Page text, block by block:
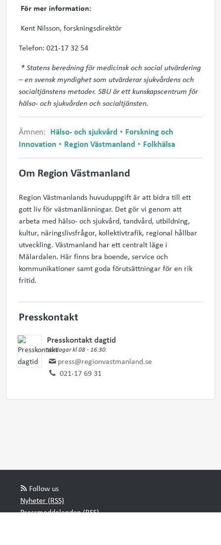
För mer information:
Kent Nilsson, forskningsdirektör
Telefon: 021-17 32 54
* Statens beredning för medicinsk och social utvärdering
–en svensk myndighet som utvärderar sjukvårdens och
socialtjänstens metoder. SBU är ett kunskapscentrum för
hälso- och sjukvården och socialtjänsten.
Ämnen: Hälso- och sjukvård
Forskning och
Innovation
Region Västmanland Folkhälsa
Om Region Västmanland
Region Västmanlands huvuduppgift är att bidra till ett
gott liv för västmanlänningar. Det gör vi genom att
arbeta med hälso- och sjukvård, tandvård, utbildning,
kultur, näringslivsfrågor, kollektivtrafik, regional hållbar
utveckling. Västmanland har ett centralt läge i
Mälardalen. Här finns bra boende, service och
kommunikationer samt goda förutsättningar för en rik
fritid.
Presskontakt
Presskontakt dagtid
Vardagar kl 08 - 16:30.
press@regionvastmanland.se
021-17 69 31
Follow us
Nyheter (RSS)
Pressmeddelanden (RSS)